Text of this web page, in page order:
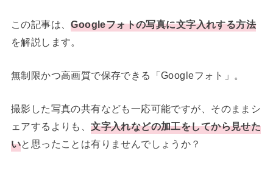
この記事は、Googleフォトの写真に文字入れする方法
を解説します。
無制限かつ高画質で保存できる「Googleフォト」。
撮影した写真の共有なども一応可能ですが、そのままシ
ェアするよりも、文字入れなどの加工をしてから見せた
いと思ったことは有りませんでしょうか？